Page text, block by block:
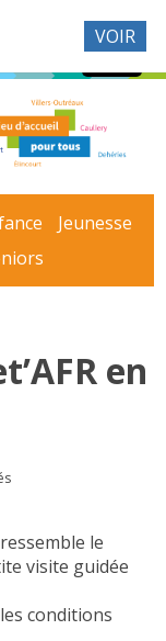
Jeunesse
en
le
visite guidée
conditions
VOIR